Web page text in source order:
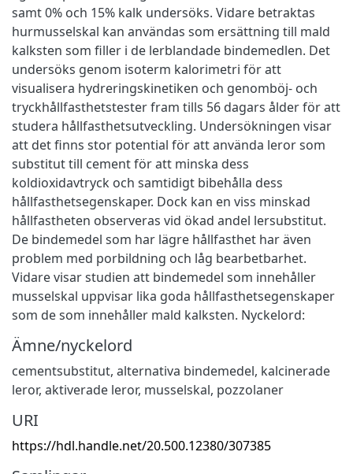
samt 0% och 15% kalk undersöks. Vidare betraktas
hurmusselskal kan användas som ersättning till mald
kalksten som filler i de lerblandade bindemedlen. Det
undersöks genom isoterm kalorimetri för att
visualisera hydreringskinetiken och genomböj- och
tryckhållfasthetstester fram tills 56 dagars ålder för att
studera hållfasthetsutveckling. Undersökningen visar
att det finns stor potential för att använda leror som
substitut till cement för att minska dess
koldioxidavtryck och samtidigt bibehålla dess
hållfasthetsegenskaper. Dock kan en viss minskad
hållfastheten observeras vid ökad andel lersubstitut.
De bindemedel som har lägre hållfasthet har även
problem med porbildning och låg bearbetbarhet.
Vidare visar studien att bindemedel som innehåller
musselskal uppvisar lika goda hållfasthetsegenskaper
som de som innehåller mald kalksten. Nyckelord:
Ämne/nyckelord
cementsubstitut, alternativa bindemedel, kalcinerade
leror, aktiverade leror, musselskal, pozzolaner
URI
https://hdl.handle.net/20.500.12380/307385